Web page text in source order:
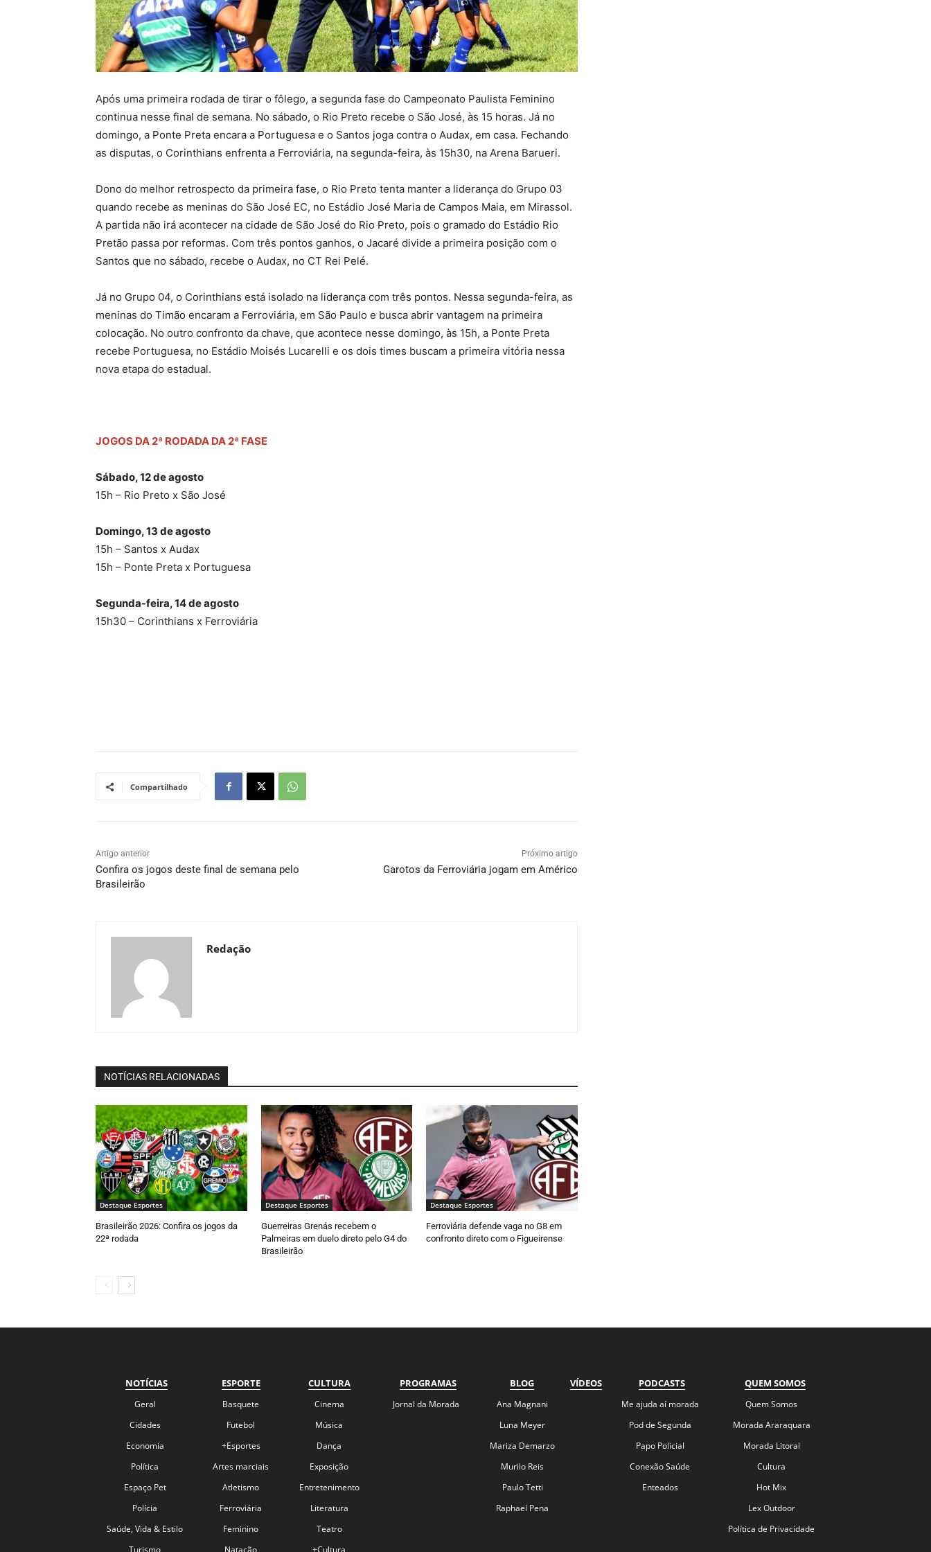
Após uma primeira rodada de tirar o fôlego, a segunda fase do Campeonato Paulista Feminino
continua nesse final de semana. No sábado, o Rio Preto recebe o São José, às 15 horas. Já no
domingo, a Ponte Preta encara a Portuguesa e o Santos joga contra o Audax, em casa. Fechando
as disputas, o Corinthians enfrenta a Ferroviária, na segunda-feira, às 15h30, na Arena Barueri.
Dono do melhor retrospecto da primeira fase, o Rio Preto tenta manter a liderança do Grupo 03
quando recebe as meninas do São José EC, no Estádio José Maria de Campos Maia, em Mirassol.
A partida não irá acontecer na cidade de São José do Rio Preto, pois o gramado do Estádio Rio
Pretão passa por reformas. Com três pontos ganhos, o Jacaré divide a primeira posição com o
Santos que no sábado, recebe o Audax, no CT Rei Pelé.
Já no Grupo 04, o Corinthians está isolado na liderança com três pontos. Nessa segunda-feira, as
meninas do Timão encaram a Ferroviária, em São Paulo e busca abrir vantagem na primeira
colocação. No outro confronto da chave, que acontece nesse domingo, às 15h, a Ponte Preta
recebe Portuguesa, no Estádio Moisés Lucarelli e os dois times buscam a primeira vitória nessa
nova etapa do estadual.
JOGOS DA 2ª RODADA DA 2ª FASE
Sábado, 12 de agosto
15h – Rio Preto x São José
Domingo, 13 de agosto
15h – Santos x Audax
15h – Ponte Preta x Portuguesa
Segunda-feira, 14 de agosto
15h30 – Corinthians x Ferroviária
Compartilhado
Artigo anterior
Confira os jogos deste final de semana pelo
Brasileirão
Próximo artigo
Garotos da Ferroviária jogam em Américo
Redação
NOTÍCIAS RELACIONADAS
Destaque Esportes
Brasileirão 2026: Confira os jogos da
22ª rodada
Destaque Esportes
Guerreiras Grenás recebem o
Palmeiras em duelo direto pelo G4 do
Brasileirão
Destaque Esportes
Ferroviária defende vaga no G8 em
confronto direto com o Figueirense
NOTÍCIAS
Geral
Cidades
Economia
Política
Espaço Pet
Polícia
Saúde, Vida & Estilo
Turismo
ESPORTE
Basquete
Futebol
+Esportes
Artes marciais
Atletismo
Ferroviária
Feminino
Natação
CULTURA
Cinema
Música
Dança
Exposição
Entretenimento
Literatura
Teatro
+Cultura
PROGRAMAS
Jornal da Morada
BLOG
Ana Magnani
Luna Meyer
Mariza Demarzo
Murilo Reis
Paulo Tetti
Raphael Pena
VÍDEOS PODCASTS
Me ajuda aí morada
Pod de Segunda
Papo Policial
Conexão Saúde
Enteados
QUEM SOMOS
Quem Somos
Morada Araraquara
Morada Litoral
Cultura
Hot Mix
Lex Outdoor
Política de Privacidade